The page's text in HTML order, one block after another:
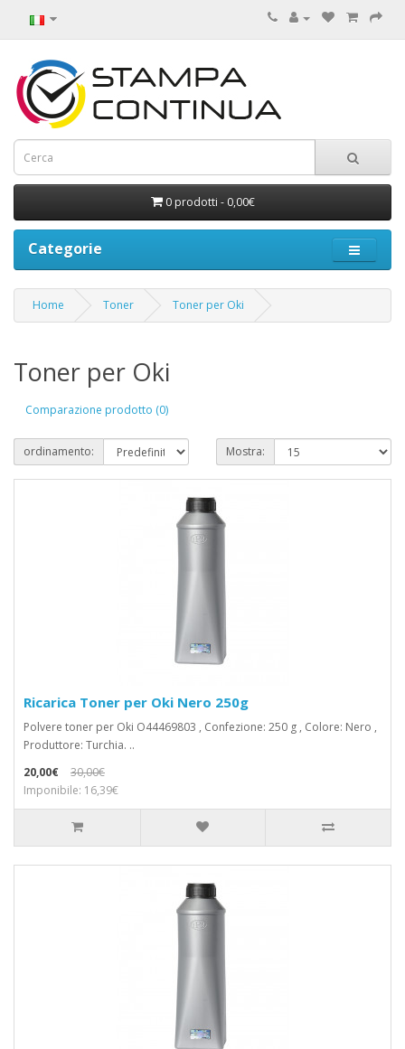
0 prodotti - 0,00€
Categorie
Home Toner Toner per Oki
Toner per Oki
Comparazione prodotto (0)
ordinamento: Mostra:
Ricarica Toner per Oki Nero 250g
Polvere toner per Oki O44469803 , Confezione: 250 g , Colore: Nero ,
Produttore: Turchia. ..
20,00€
30,00€
Imponibile: 16,39€